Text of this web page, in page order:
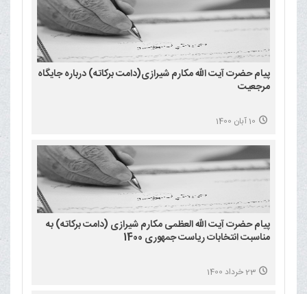
پیام حضرت آیت الله مکارم شیرازی(دامت برکاته) درباره جایگاه
مرجعیت
10 آبان 1400
پیام حضرت آیت الله العظمی مکارم شیرازی (دامت برکاته) به
مناسبت انتخابات ریاست جمهوری 1400
23 خرداد 1400